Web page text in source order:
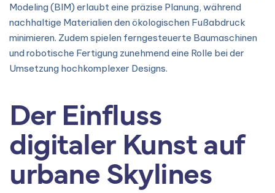
Modeling (BIM) erlaubt eine präzise Planung, während
nachhaltige Materialien den ökologischen Fußabdruck
minimieren. Zudem spielen ferngesteuerte Baumaschinen
und robotische Fertigung zunehmend eine Rolle bei der
Umsetzung hochkomplexer Designs.
Der Einfluss
digitaler Kunst auf
urbane Skylines